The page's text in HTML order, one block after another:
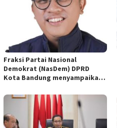
Fraksi Partai Nasional
Demokrat (NasDem) DPRD
Kota Bandung menyampaikan
empat Rancangan Peraturan
Daerah (Raperda) yang
diajukan Pemerintah Kota
Bandung